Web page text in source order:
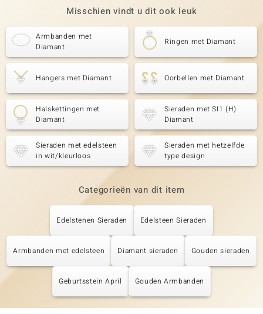
Misschien vindt u dit ook leuk
Armbanden met
Diamant
Ringen met Diamant
Hangers met Diamant Oorbellen met Diamant
Halskettingen met
Diamant
Sieraden met SI1 (H)
Diamant
Sieraden met edelsteen
in wit/kleurloos
Sieraden met hetzelfde
type design
Categorieën van dit item
Edelstenen Sieraden Edelsteen Sieraden
Armbanden met edelsteen Diamant sieraden Gouden sieraden
Geburtsstein April Gouden Armbanden